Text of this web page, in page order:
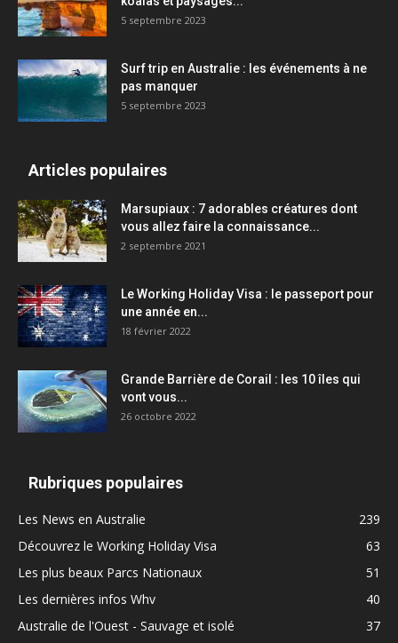
5 septembre 2023
Surf trip en Australie : les événements à ne
pas manquer
5 septembre 2023
Articles populaires
Marsupiaux : 7 adorables créatures dont
vous allez faire la connaissance...
2 septembre 2021
Le Working Holiday Visa : le passeport pour
une année en...
18 février 2022
Grande Barrière de Corail : les 10 îles qui
vont vous...
26 octobre 2022
Rubriques populaires
Les News en Australie
239
Découvrez le Working Holiday Visa
63
Les plus beaux Parcs Nationaux
51
Les dernières infos Whv
40
Australie de l'Ouest - Sauvage et isolé
37